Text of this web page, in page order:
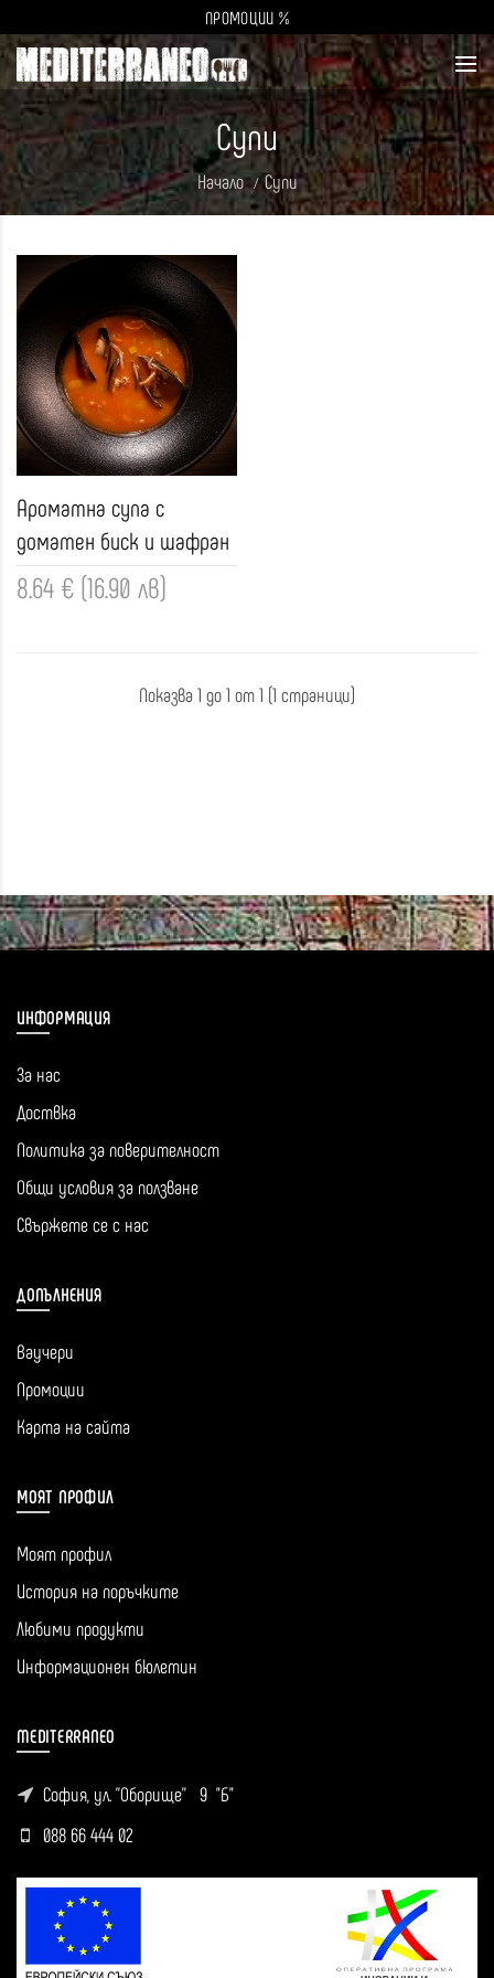
ПРОМОЦИИ %
Супи
Начало Супи
Ароматна супа с
доматен биск и шафран
8.64 € (16.90 лв)
Показва 1 до 1 от 1 (1 страници)
ИНФОРМАЦИЯ
За нас
Доствка
Политика за поверителност
Общи условия за ползване
Свържете се с нас
ДОПЪЛНЕНИЯ
Ваучери
Промоции
Карта на сайта
МОЯТ ПРОФИЛ
Моят профил
История на поръчките
Любими продукти
Информационен бюлетин
MEDITERRANEO
София, ул. ''Оборище'' 9 "Б"
088 66 444 02